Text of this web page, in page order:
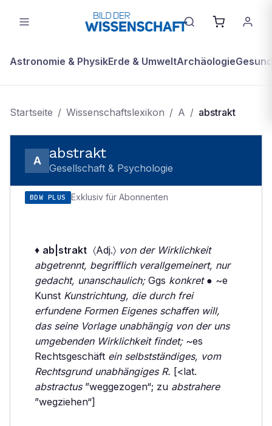
Astronomie & PhysikErde & UmweltArchäologie
Startseite / Wissenschaftslexikon / A / abstrakt
A abstrakt
Gesellschaft & Psychologie
BDW PLUS Exklusiv für Abonnenten
♦ ab|strakt 〈Adj.〉 von der Wirklichkeit
abgetrennt, begrifflich verallgemeinert, nur
gedacht, unanschaulich;Ggs konkret● ~e
Kunst Kunstrichtung, die durch frei
erfundene Formen Eigenes schaffen will,
das seine Vorlage unabhängig von der uns
umgebenden Wirklichkeit findet;~es
Rechtsgeschäft ein selbstständiges, vom
Rechtsgrund unabhängiges R. [<lat.
abstractus”weggezogen“; zu abstrahere
”wegziehen“]